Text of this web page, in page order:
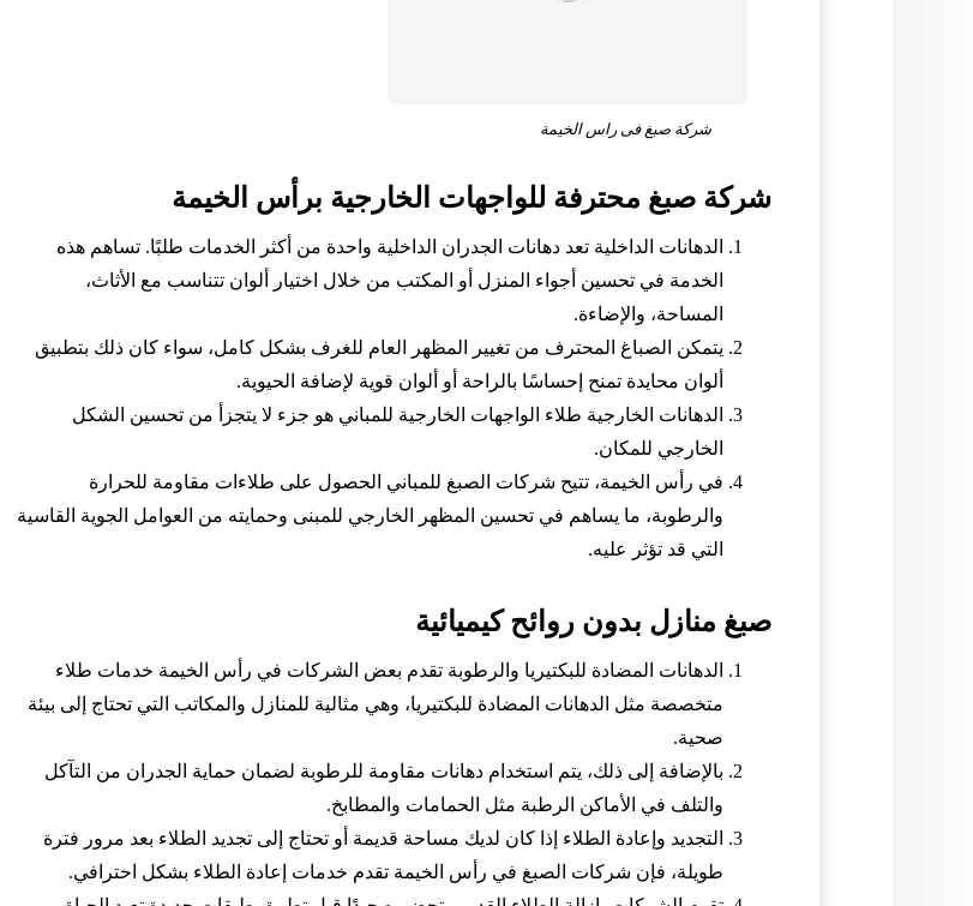
شركة صبغ فى راس الخيمة
شركة صبغ محترفة للواجهات الخارجية برأس الخيمة
الدهانات الداخلية تعد دهانات الجدران الداخلية واحدة من أكثر الخدمات طلبًا. تساهم هذه
الخدمة في تحسين أجواء المنزل أو المكتب من خلال اختيار ألوان تتناسب مع الأثاث،
المساحة، والإضاءة.
يتمكن الصباغ المحترف من تغيير المظهر العام للغرف بشكل كامل، سواء كان ذلك بتطبيق
ألوان محايدة تمنح إحساسًا بالراحة أو ألوان قوية لإضافة الحيوية.
الدهانات الخارجية طلاء الواجهات الخارجية للمباني هو جزء لا يتجزأ من تحسين الشكل
الخارجي للمكان.
في رأس الخيمة، تتيح شركات الصبغ للمباني الحصول على طلاءات مقاومة للحرارة
والرطوبة، ما يساهم في تحسين المظهر الخارجي للمبنى وحمايته من العوامل الجوية القاسية
التي قد تؤثر عليه.
صبغ منازل بدون روائح كيميائية
الدهانات المضادة للبكتيريا والرطوبة تقدم بعض الشركات في رأس الخيمة خدمات طلاء
متخصصة مثل الدهانات المضادة للبكتيريا، وهي مثالية للمنازل والمكاتب التي تحتاج إلى بيئة
صحية.
بالإضافة إلى ذلك، يتم استخدام دهانات مقاومة للرطوبة لضمان حماية الجدران من التآكل
والتلف في الأماكن الرطبة مثل الحمامات والمطابخ.
التجديد وإعادة الطلاء إذا كان لديك مساحة قديمة أو تحتاج إلى تجديد الطلاء بعد مرور فترة
طويلة، فإن شركات الصبغ في رأس الخيمة تقدم خدمات إعادة الطلاء بشكل احترافي.